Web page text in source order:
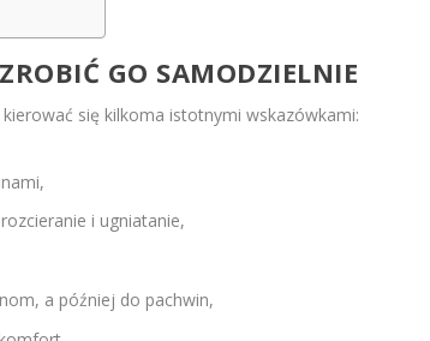
GO SAMODZIELNIE
się kilkoma istotnymi wskazówkami:
i ugniatanie,
a później do pachwin,